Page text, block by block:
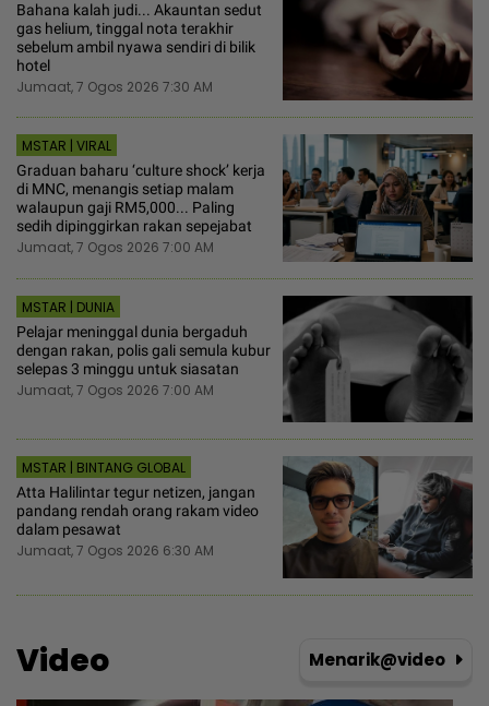
Bahana kalah judi... Akauntan sedut
gas helium, tinggal nota terakhir
sebelum ambil nyawa sendiri di bilik
hotel
Jumaat, 7 Ogos 2026 7:30 AM
MSTAR | VIRAL
Graduan baharu ‘culture shock’ kerja
di MNC, menangis setiap malam
walaupun gaji RM5,000... Paling
sedih dipinggirkan rakan sepejabat
Jumaat, 7 Ogos 2026 7:00 AM
MSTAR | DUNIA
Pelajar meninggal dunia bergaduh
dengan rakan, polis gali semula kubur
selepas 3 minggu untuk siasatan
Jumaat, 7 Ogos 2026 7:00 AM
MSTAR | BINTANG GLOBAL
Atta Halilintar tegur netizen, jangan
pandang rendah orang rakam video
dalam pesawat
Jumaat, 7 Ogos 2026 6:30 AM
Video Menarik@video